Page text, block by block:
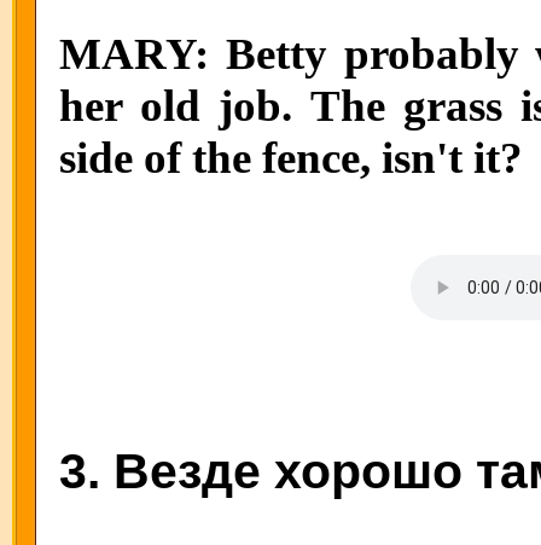
MARY: Betty probably
her old job. The grass
side of the fence, isn't it?
3. Везде хорошо